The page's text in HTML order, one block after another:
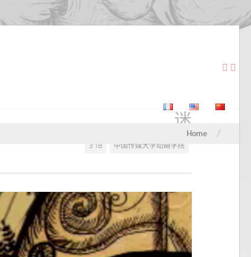
Home /
迷
3'18 中国传媒大学动画学院